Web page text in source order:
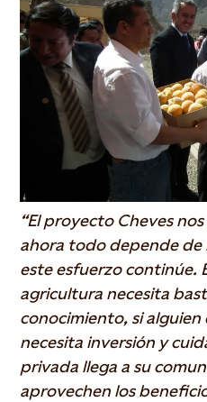
“El proyecto Cheves
ahora todo depende de
este esfuerzo continúe.
agricultura necesita
conocimiento, si
necesita inversión y
privada llega a su
aprovechen los